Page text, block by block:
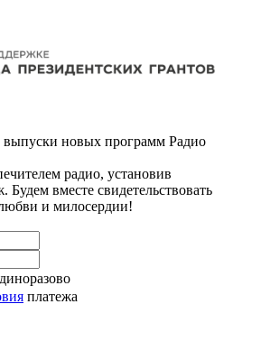
выпуски новых программ Радио
радио, установив
вместе свидетельствовать
и милосердии!
платежа